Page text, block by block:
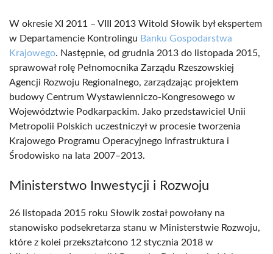
W okresie XI 2011 – VIII 2013 Witold Słowik był ekspertem
w Departamencie Kontrolingu Banku Gospodarstwa
Krajowego. Następnie, od grudnia 2013 do listopada 2015,
sprawował rolę Pełnomocnika Zarządu Rzeszowskiej
Agencji Rozwoju Regionalnego, zarządzając projektem
budowy Centrum Wystawienniczo-Kongresowego w
Województwie Podkarpackim. Jako przedstawiciel Unii
Metropolii Polskich uczestniczył w procesie tworzenia
Krajowego Programu Operacyjnego Infrastruktura i
Środowisko na lata 2007–2013.
Ministerstwo Inwestycji i Rozwoju
26 listopada 2015 roku Słowik został powołany na
stanowisko podsekretarza stanu w Ministerstwie Rozwoju,
które z kolei przekształcono 12 stycznia 2018 w